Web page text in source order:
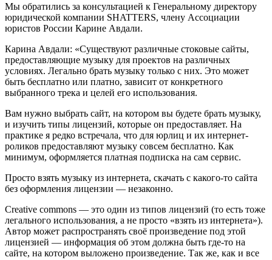
Мы обратились за консультацией к Генеральному директору
юридической компании SHATTERS, члену Ассоциации
юристов России Карине Авдали.
Карина Авдали: «Существуют различные стоковые сайты,
предоставляющие музыку для проектов на различных
условиях. Легально брать музыку только с них. Это может
быть бесплатно или платно, зависит от конкретного
выбранного трека и целей его использования.
Вам нужно выбрать сайт, на котором вы будете брать музыку,
и изучить типы лицензий, которые он предоставляет. На
практике я редко встречала, что для юрлиц и их интернет-
роликов предоставляют музыку совсем бесплатно. Как
минимум, оформляется платная подписка на сам сервис.
Просто взять музыку из интернета, скачать с какого-то сайта
без оформления лицензии — незаконно.
Creative commons — это один из типов лицензий (то есть тоже
легального использования, а не просто «взять из интернета»).
Автор может распространять своё произведение под этой
лицензией — информация об этом должна быть где-то на
сайте, на котором выложено произведение. Так же, как и все